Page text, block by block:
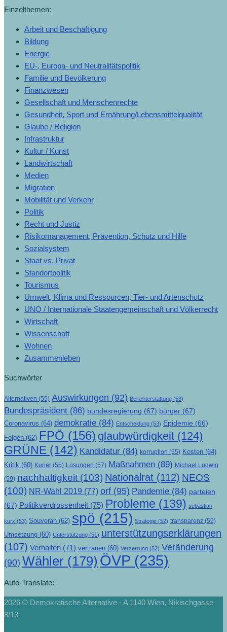
Einzelthemen:
Arbeit und Beschäftigung
Bildung
Energie
EU-, Europa- und Neutralitätspolitik
Familie und Bevölkerung
Finanzwesen
Gesellschaft und Menschenrechte
Gesundheit, Sport und Ernährung/Lebensmittelqualität
Glaube / Religion
Infrastruktur
Kultur / Kunst
Landwirtschaft
Medien
Migration
Mobilität und Verkehr
Politik
Recht und Justiz
Risikomanagement, Prävention, Schutz und Hilfe
Sozialsystem
Staat vs. Privat
Standortpolitik
Tourismus
Umwelt, Klima und Ressourcen, Tier- und Artenschutz
UNO / Internationale Staatengemeinschaft und Völkerrecht
Wirtschaft
Wissenschaft
Wohnen
Zusammenleben
Suchwörter
Alternativen (55) Auswirkungen (92) Berichterstattung (53)
Bundespräsident (86) bundesregierung (67) bürger (67)
Coronavirus (64) demokratie (84) Entscheidung (53) Epidemie (66)
Folgen (62) FPÖ (156) glaubwürdigkeit (124)
GRÜNE (142) Kandidatur (84) korruption (55) Kosten (64)
Kritik (60) Kurier (55) Lösungen (57) Maßnahmen (89) Michael Ludwig
(59) nachhaltigkeit (103) Nationalrat (112) NEOS
(100) NR-Wahl 2019 (77) orf (95) Pandemie (84) parteien
(67) Politikverdrossenheit (75) Probleme (139) sebastian
kurz (53) Souverän (62) spö (215) Strategie (52) transparenz (59)
Umsetzung (60) Unterstützung (51) unterstützungserklärungen
(107) Verhalten (71) vertrauen (60) Verzerrung (52) Veränderung
(90) Wähler (179) ÖVP (235)
Auto-Translate:
2026 © Demokratische Alternative - A 1140 Wien, Nikischgasse
8/13